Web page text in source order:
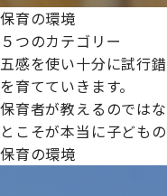
保育の環境
５つのカテゴリー
五感を使い十分に試行
を育てていきます。
保育者が教えるのでは
とこそが本当に子ども
保育の環境